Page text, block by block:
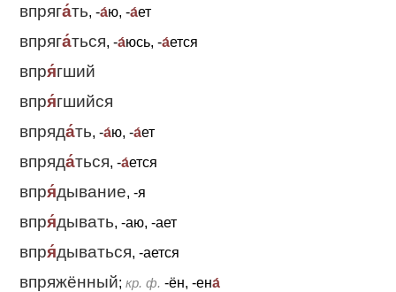
впряга́ть, -а́ю, -а́ет
впряга́ться, -а́юсь, -а́ется
впря́гший
впря́гшийся
впряда́ть, -а́ю, -а́ет
впряда́ться, -а́ется
впря́дывание, -я
впря́дывать, -аю, -ает
впря́дываться, -ается
впряжённый; кр. ф. -ён, -ена́